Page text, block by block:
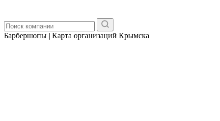
Барбершопы | Карта организаций Крымска